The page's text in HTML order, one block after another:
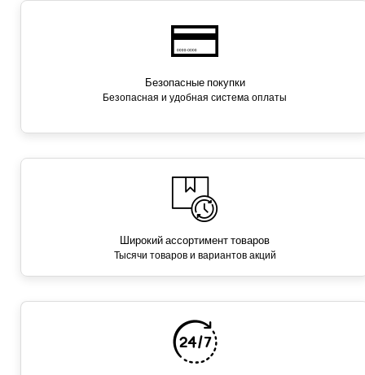
Безопасные покупки
Безопасная и удобная система оплаты
Широкий ассортимент товаров
Тысячи товаров и вариантов акций